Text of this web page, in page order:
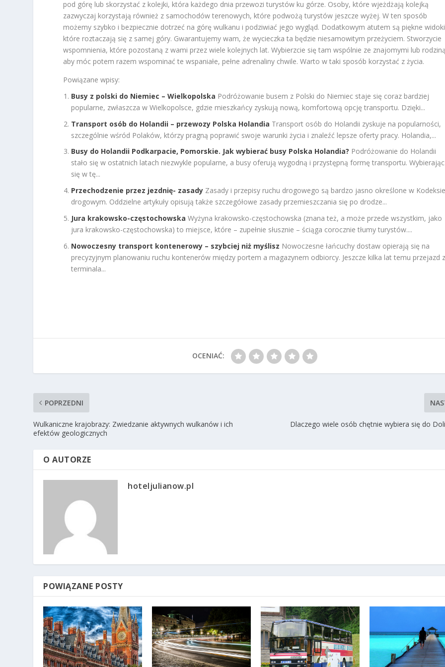
pod górę lub skorzystać z kolejki, która każdego dnia przewozi turystów ku górze. Osoby, które wjeżdżają kolejką
zazwyczaj korzystają również z samochodów terenowych, które podwożą turystów jeszcze wyżej. W ten sposób
możemy szybko i bezpiecznie dotrzeć na górę wulkanu i podziwiać jego wygląd. Dodatkowym atutem są piękne
które roztaczają się z samej góry. Gwarantujemy wam, że wycieczka ta będzie niesamowitym przeżyciem. Stworzycie
wspomnienia, które pozostaną z wami przez wiele kolejnych lat. Wybierzcie się tam wspólnie ze znajomymi lub
aby móc potem razem wspominać te wspaniałe, pełne adrenaliny chwile. Warto w taki sposób korzystać z życia.
Powiązane wpisy:
Busy z polski do Niemiec – Wielkopolska Podróżowanie busem z Polski do Niemiec staje się coraz bardziej
popularne, zwłaszcza w Wielkopolsce, gdzie mieszkańcy zyskują nową, komfortową opcję transportu. Dzięki...
Transport osób do Holandii – przewozy Polska Holandia Transport osób do Holandii zyskuje na popularności,
szczególnie wśród Polaków, którzy pragną poprawić swoje warunki życia i znaleźć lepsze oferty pracy. Holandia,...
Busy do Holandii Podkarpacie, Pomorskie. Jak wybierać busy Polska Holandia? Podróżowanie do Holandii
stało się w ostatnich latach niezwykle popularne, a busy oferują wygodną i przystępną formę transportu. Wybierając
się w tę...
Przechodzenie przez jezdnię- zasady Zasady i przepisy ruchu drogowego są bardzo jasno określone w
drogowym. Oddzielne artykuły opisują także szczegółowe zasady przemieszczania się po drodze...
Jura krakowsko-częstochowska Wyżyna krakowsko-częstochowska (znana też, a może przede wszystkim, jako
jura krakowsko-częstochowska) to miejsce, które – zupełnie słusznie – ściąga corocznie tłumy turystów....
​Nowoczesny transport kontenerowy – szybciej niż myślisz Nowoczesne łańcuchy dostaw opierają się na
precyzyjnym planowaniu ruchu kontenerów między portem a magazynem odbiorcy. Jeszcze kilka lat temu przejazd
terminala...
OCENIAĆ:
POPRZEDNI
Wulkaniczne krajobrazy: Zwiedzanie aktywnych wulkanów i ich
efektów geologicznych
Dlaczego wiele osób chętnie wybiera się do
O AUTORZE
hoteljulianow.pl
POWIĄZANE POSTY